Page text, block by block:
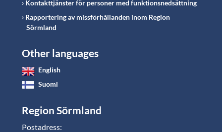
Kontakttjänster för personer med funktionsnedsättning
Rapportering av missförhållanden inom Region
Sörmland
Other languages
English
Suomi
Region Sörmland
Postadress: